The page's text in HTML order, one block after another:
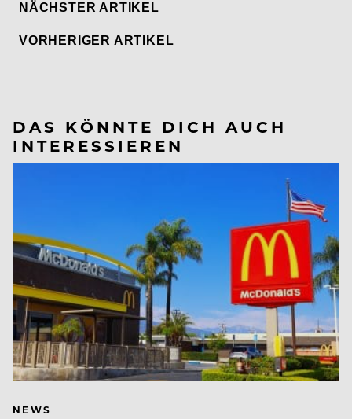
NÄCHSTER ARTIKEL
VORHERIGER ARTIKEL
DAS KÖNNTE DICH AUCH
INTERESSIEREN
NEWS